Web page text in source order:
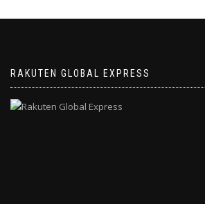
RAKUTEN GLOBAL EXPRESS